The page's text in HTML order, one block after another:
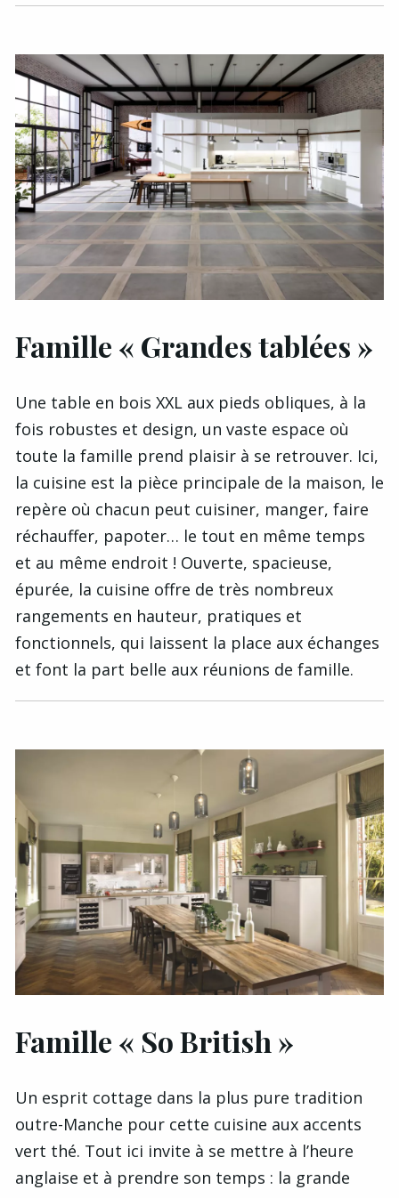
Famille « Grandes tablées »
Une table en bois XXL aux pieds obliques, à la
fois robustes et design, un vaste espace où
toute la famille prend plaisir à se retrouver. Ici,
la cuisine est la pièce principale de la maison, le
repère où chacun peut cuisiner, manger, faire
réchauffer, papoter… le tout en même temps
et au même endroit ! Ouverte, spacieuse,
épurée, la cuisine offre de très nombreux
rangements en hauteur, pratiques et
fonctionnels, qui laissent la place aux échanges
et font la part belle aux réunions de famille.
Famille « So British »
Un esprit cottage dans la plus pure tradition
outre-Manche pour cette cuisine aux accents
vert thé. Tout ici invite à se mettre à l’heure
anglaise et à prendre son temps : la grande